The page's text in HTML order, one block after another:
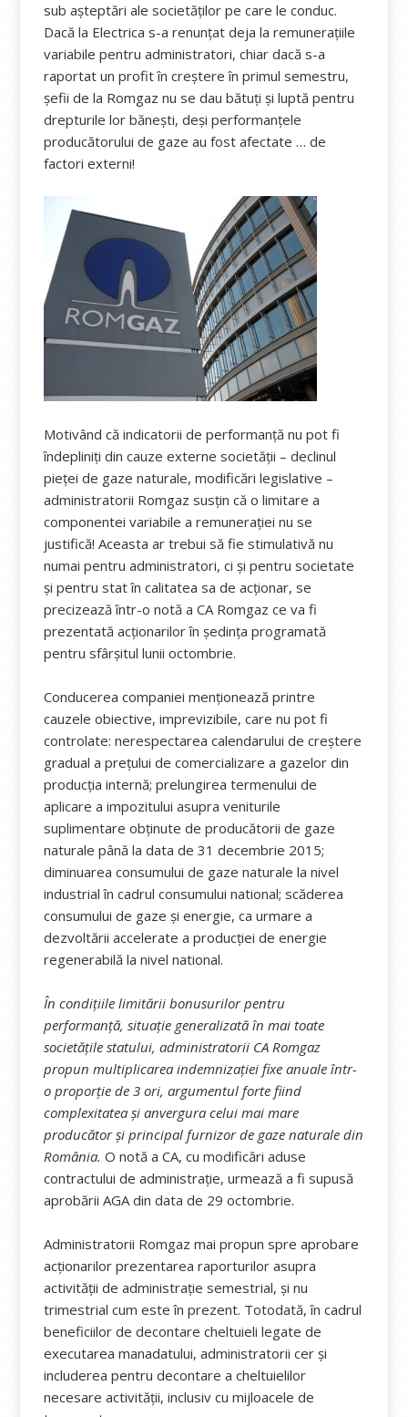
sub așteptări ale societăților pe care le conduc.
Dacă la Electrica s-a renunțat deja la remunerațiile
variabile pentru administratori, chiar dacă s-a
raportat un profit în creștere în primul semestru,
șefii de la Romgaz nu se dau bătuți și luptă pentru
drepturile lor bănești, deși performanțele
producătorului de gaze au fost afectate … de
factori externi!
Motivând că indicatorii de performanță nu pot fi
îndepliniți din cauze externe societății – declinul
pieței de gaze naturale, modificări legislative –
administratorii Romgaz susțin că o limitare a
componentei variabile a remunerației nu se
justifică! Aceasta ar trebui să fie stimulativă nu
numai pentru administratori, ci și pentru societate
și pentru stat în calitatea sa de acționar, se
precizează într-o notă a CA Romgaz ce va fi
prezentată acționarilor în ședința programată
pentru sfârșitul lunii octombrie.
Conducerea companiei menționează printre
cauzele obiective, imprevizibile, care nu pot fi
controlate: nerespectarea calendarului de creștere
gradual a prețului de comercializare a gazelor din
producția internă; prelungirea termenului de
aplicare a impozitului asupra veniturile
suplimentare obținute de producătorii de gaze
naturale până la data de 31 decembrie 2015;
diminuarea consumului de gaze naturale la nivel
industrial în cadrul consumului national; scăderea
consumului de gaze și energie, ca urmare a
dezvoltării accelerate a producției de energie
regenerabilă la nivel national.
În condițiile limitării bonusurilor pentru
performanță, situație generalizată în mai toate
societățile statului, administratorii CA Romgaz
propun multiplicarea indemnizației fixe anuale într-
o proporție de 3 ori, argumentul forte fiind
complexitatea și anvergura celui mai mare
producător și principal furnizor de gaze naturale din
România.O notă a CA, cu modificări aduse
contractului de administrație, urmează a fi supusă
aprobării AGA din data de 29 octombrie.
Administratorii Romgaz mai propun spre aprobare
acționarilor prezentarea raporturilor asupra
activității de administrație semestrial, și nu
trimestrial cum este în prezent. Totodată, în cadrul
beneficiilor de decontare cheltuieli legate de
executarea manadatului, administratorii cer și
includerea pentru decontare a cheltuielilor
necesare activității, inclusiv cu mijloacele de